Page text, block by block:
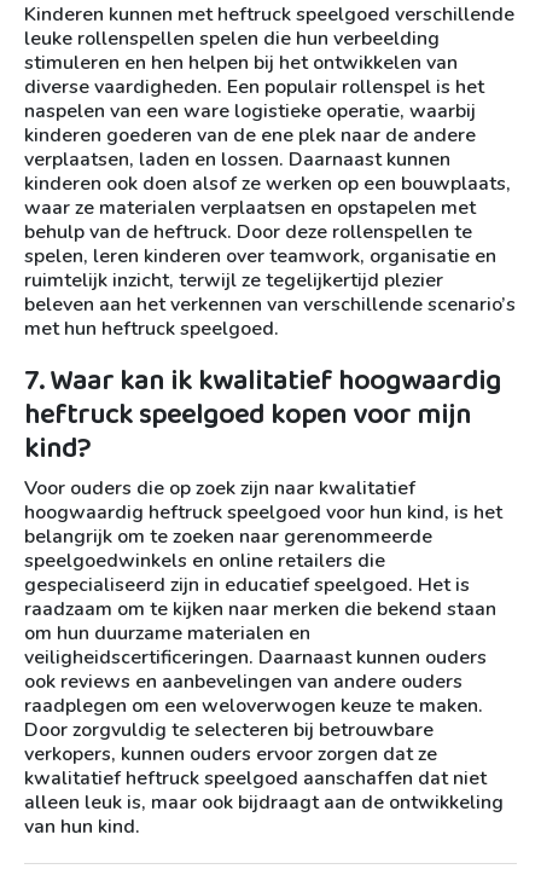
Kinderen kunnen met heftruck speelgoed verschillende
leuke rollenspellen spelen die hun verbeelding
stimuleren en hen helpen bij het ontwikkelen van
diverse vaardigheden. Een populair rollenspel is het
naspelen van een ware logistieke operatie, waarbij
kinderen goederen van de ene plek naar de andere
verplaatsen, laden en lossen. Daarnaast kunnen
kinderen ook doen alsof ze werken op een bouwplaats,
waar ze materialen verplaatsen en opstapelen met
behulp van de heftruck. Door deze rollenspellen te
spelen, leren kinderen over teamwork, organisatie en
ruimtelijk inzicht, terwijl ze tegelijkertijd plezier
beleven aan het verkennen van verschillende scenario’s
met hun heftruck speelgoed.
7. Waar kan ik kwalitatief hoogwaardig
heftruck speelgoed kopen voor mijn
kind?
Voor ouders die op zoek zijn naar kwalitatief
hoogwaardig heftruck speelgoed voor hun kind, is het
belangrijk om te zoeken naar gerenommeerde
speelgoedwinkels en online retailers die
gespecialiseerd zijn in educatief speelgoed. Het is
raadzaam om te kijken naar merken die bekend staan
om hun duurzame materialen en
veiligheidscertificeringen. Daarnaast kunnen ouders
ook reviews en aanbevelingen van andere ouders
raadplegen om een weloverwogen keuze te maken.
Door zorgvuldig te selecteren bij betrouwbare
verkopers, kunnen ouders ervoor zorgen dat ze
kwalitatief heftruck speelgoed aanschaffen dat niet
alleen leuk is, maar ook bijdraagt aan de ontwikkeling
van hun kind.